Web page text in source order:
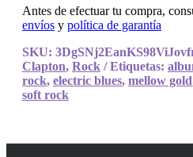
Antes de efectuar tu compra,
envíos y política de garantía
SKU:
Clapton, Rock Etiquetas:
rock, electric blues, mellow gold
soft rock